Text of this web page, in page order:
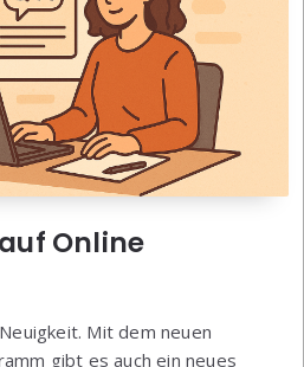
Online
Mit dem neuen
gibt es auch ein neues